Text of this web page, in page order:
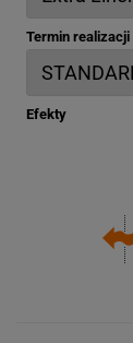
Termin realizacji
Efekty